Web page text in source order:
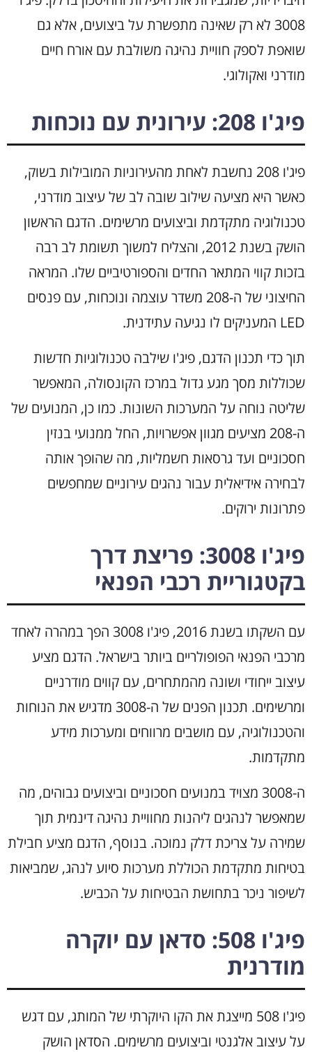
3008 לא רק שאינה מתפשרת על ביצועים, אלא גם
שואפת לספק חוויית נהיגה משולבת עם אורח חיים
מודרני ואקולוגי.
פיג'ו 208: עירונית עם נוכחות
פיג'ו 208 נחשבת לאחת מהעירוניות המובילות בשוק,
כאשר היא מציעה שילוב שובה לב של עיצוב מודרני,
טכנולוגיה מתקדמת וביצועים מרשימים. הדגם הראשון
הושק בשנת 2012, והצליח למשוך תשומת לב רבה
בזכות קווי המתאר החדים והספורטיביים שלו. המראה
החיצוני של ה-208 משדר עוצמה ונוכחות, עם פנסים
LED המעניקים לו נגיעה עתידנית.
תוך כדי תכנון הדגם, פיג'ו שילבה טכנולוגיות חדשות
שכוללות מסך מגע גדול במרכז הקונסולה, המאפשר
שליטה נוחה על המערכות השונות. כמו כן, המנועים של
ה-208 מציעים מגוון אפשרויות, החל ממנועי בנזין
חסכוניים ועד גרסאות חשמליות, מה שהופך אותה
לבחירה אידיאלית עבור נהגים עירוניים שמחפשים
פתרונות ירוקים.
פיג'ו 3008: פריצת דרך
בקטגוריית רכבי הפנאי
עם השקתו בשנת 2016, פיג'ו 3008 הפך במהרה לאחד
מרכבי הפנאי הפופולריים ביותר בישראל. הדגם מציע
עיצוב ייחודי ושונה מהמתחרים, עם קווים מודרניים
ומרשימים. תכנון הפנים של ה-3008 מדגיש את הנוחות
והטכנולוגיה, עם מושבים מרווחים ומערכות מידע
מתקדמות.
ה-3008 מצויד במנועים חסכוניים וביצועים גבוהים, מה
שמאפשר לנהגים ליהנות מחוויית נהיגה דינמית תוך
שמירה על צריכת דלק נמוכה. בנוסף, הדגם מציע חבילת
בטיחות מתקדמת הכוללת מערכות סיוע לנהג, שמביאות
לשיפור ניכר בתחושת הבטיחות על הכביש.
פיג'ו 508: סדאן עם יוקרה
מודרנית
פיג'ו 508 מייצגת את הקו היוקרתי של המותג, עם דגש
על עיצוב אלגנטי וביצועים מרשימים. הסדאן הושק